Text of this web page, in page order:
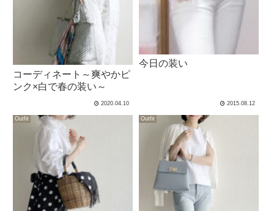
コーディネート～爽やかピ
ンク×白で春の装い～
2020.04.10
今日の装い
2015.08.12
Outfit Outfit